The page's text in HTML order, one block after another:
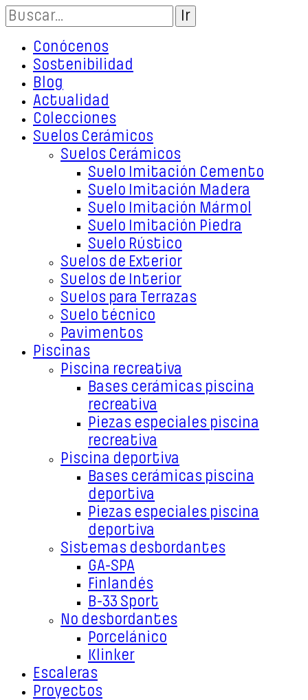
Conócenos
Sostenibilidad
Blog
Actualidad
Colecciones
Suelos Cerámicos
Suelos Cerámicos
Suelo Imitación Cemento
Suelo Imitación Madera
Suelo Imitación Mármol
Suelo Imitación Piedra
Suelo Rústico
Suelos de Exterior
Suelos de Interior
Suelos para Terrazas
Suelo técnico
Pavimentos
Piscinas
Piscina recreativa
Bases cerámicas piscina
recreativa
Piezas especiales piscina
recreativa
Piscina deportiva
Bases cerámicas piscina
deportiva
Piezas especiales piscina
deportiva
Sistemas desbordantes
GA-SPA
Finlandés
B-33 Sport
No desbordantes
Porcelánico
Klinker
Escaleras
Proyectos